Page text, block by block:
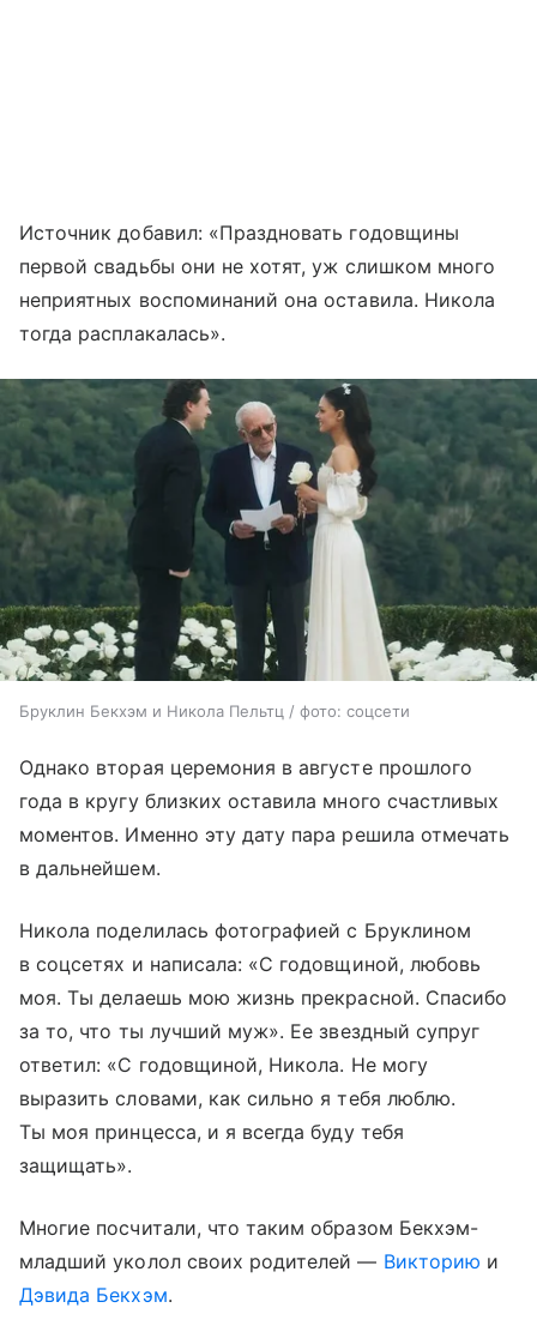
Источник добавил: «Праздновать годовщины
первой свадьбы они не хотят, уж слишком много
неприятных воспоминаний она оставила. Никола
тогда расплакалась».
Бруклин Бекхэм и Никола Пельтц / фото: соцсети
Однако вторая церемония в августе прошлого
года в кругу близких оставила много счастливых
моментов. Именно эту дату пара решила отмечать
в дальнейшем.
Никола поделилась фотографией с Бруклином
в соцсетях и написала: «С годовщиной, любовь
моя. Ты делаешь мою жизнь прекрасной. Спасибо
за то, что ты лучший муж». Ее звездный супруг
ответил: «С годовщиной, Никола. Не могу
выразить словами, как сильно я тебя люблю.
Ты моя принцесса, и я всегда буду тебя
защищать».
Многие посчитали, что таким образом Бекхэм-
младший уколол своих родителей — Викторию и
Дэвида Бекхэм.